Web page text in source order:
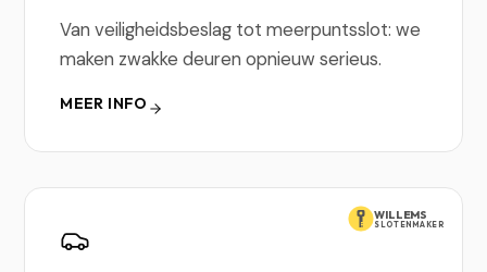
Van veiligheidsbeslag tot meerpuntsslot: we
maken zwakke deuren opnieuw serieus.
MEER INFO
WILLEMS
SLOTENMAKER